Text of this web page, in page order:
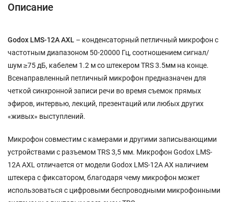
Описание
Godox LMS-12A AXL – конденсаторный петличный микрофон с
частотным диапазоном 50-20000 Гц, соотношением сигнал/
шум ≥75 дБ, кабелем 1.2 м со штекером TRS 3.5мм на конце.
Всенаправленный петличный микрофон предназначен для
четкой синхронной записи речи во время съемок прямых
эфиров, интервью, лекций, презентаций или любых других
«живых» выступлений.
Микрофон совместим c камерами и другими записывающими
устройствами с разъемом TRS 3,5 мм. Микрофон Godox LMS-
12A AXL отличается от модели Godox LMS-12A AX наличием
штекера с фиксатором, благодаря чему микрофон может
использоваться с цифровыми беспроводными микрофонными